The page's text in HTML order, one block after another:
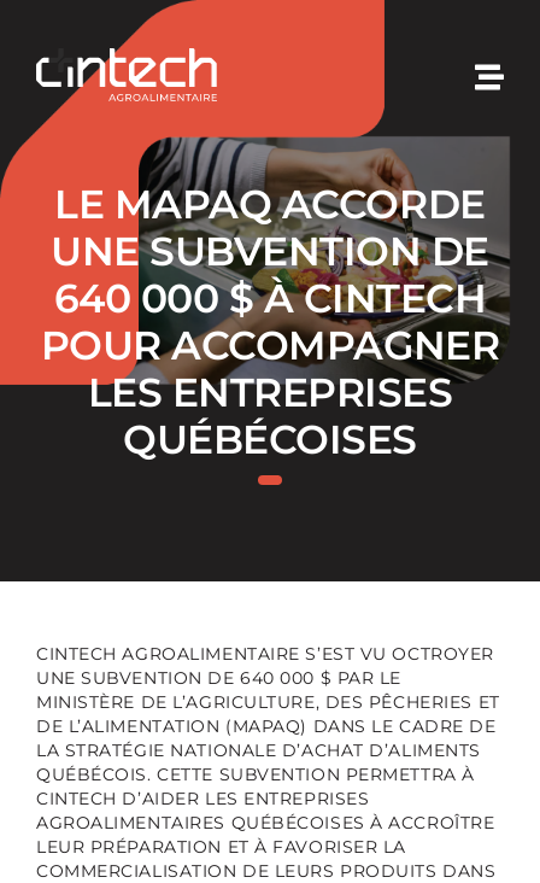
contenu
Cintech
Nos expertises
Nos solutions
Nos initiatives
LE MAPAQ ACCORDE
UNE SUBVENTION DE
640 000 $ À CINTECH
POUR ACCOMPAGNER
LES ENTREPRISES
QUÉBÉCOISES
CINTECH AGROALIMENTAIRE S’EST VU OCTROYER
UNE SUBVENTION DE 640 000 $ PAR LE
MINISTÈRE DE L’AGRICULTURE, DES PÊCHERIES ET
DE L’ALIMENTATION (MAPAQ) DANS LE CADRE DE
LA STRATÉGIE NATIONALE D’ACHAT D’ALIMENTS
QUÉBÉCOIS. CETTE SUBVENTION PERMETTRA À
CINTECH D’AIDER LES ENTREPRISES
AGROALIMENTAIRES QUÉBÉCOISES À ACCROÎTRE
LEUR PRÉPARATION ET À FAVORISER LA
COMMERCIALISATION DE LEURS PRODUITS DANS